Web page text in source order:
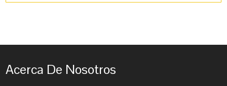
Acerca De Nosotros